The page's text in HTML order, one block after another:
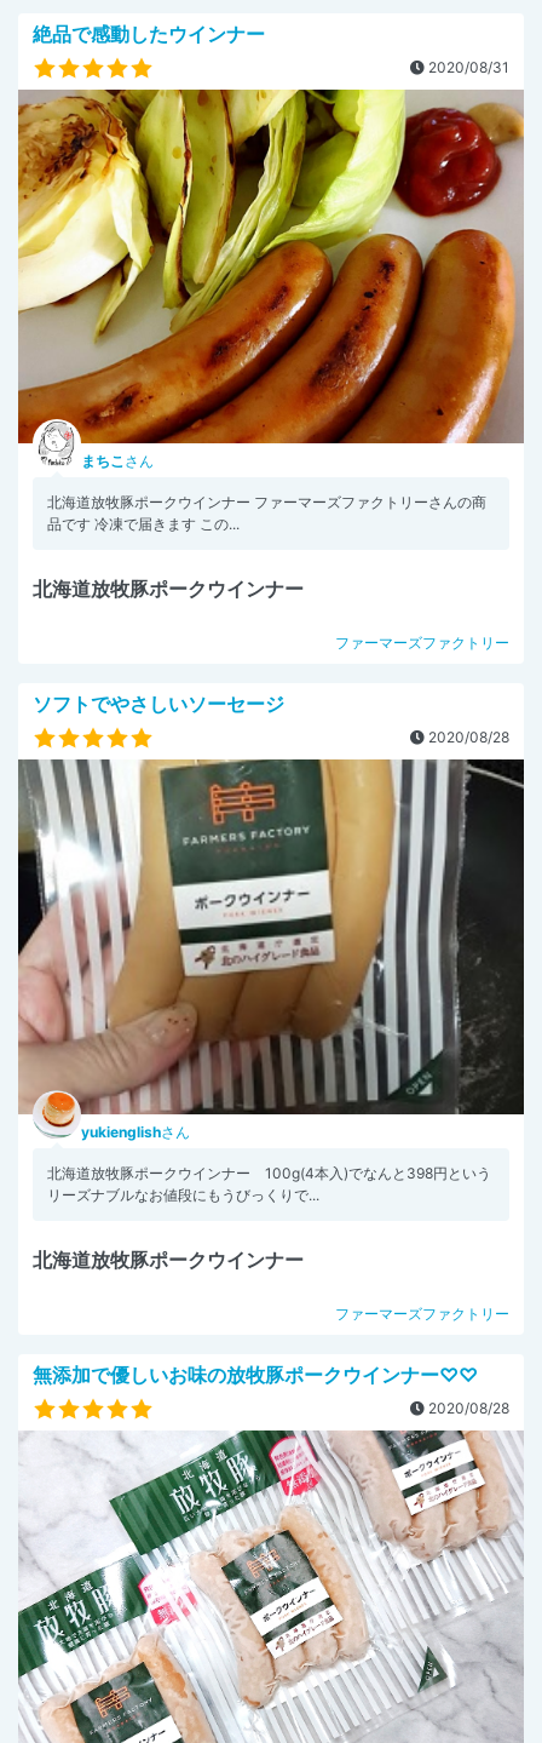
絶品で感動したウインナー
2020/08/31
まちこさん
北海道放牧豚ポークウインナー ファーマーズファクトリーさんの商
品です 冷凍で届きます この...
北海道放牧豚ポークウインナー
ファーマーズファクトリー
ソフトでやさしいソーセージ
2020/08/28
yukienglishさん
北海道放牧豚ポークウインナー 100g(4本入)でなんと398円という
リーズナブルなお値段にもうびっくりで...
北海道放牧豚ポークウインナー
ファーマーズファクトリー
無添加で優しいお味の放牧豚ポークウインナー♡♡
2020/08/28